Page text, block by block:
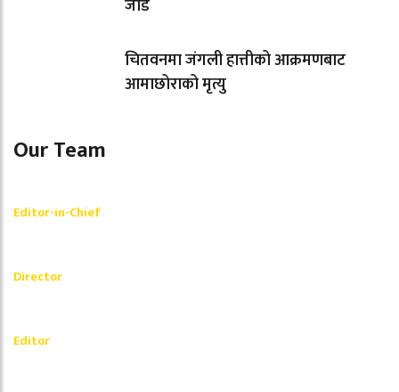
जोड
चितवनमा जंगली हात्तीको आक्रमणबाट
आमाछोराको मृत्यु
Our Team
Editor-in-Chief
Director
Editor